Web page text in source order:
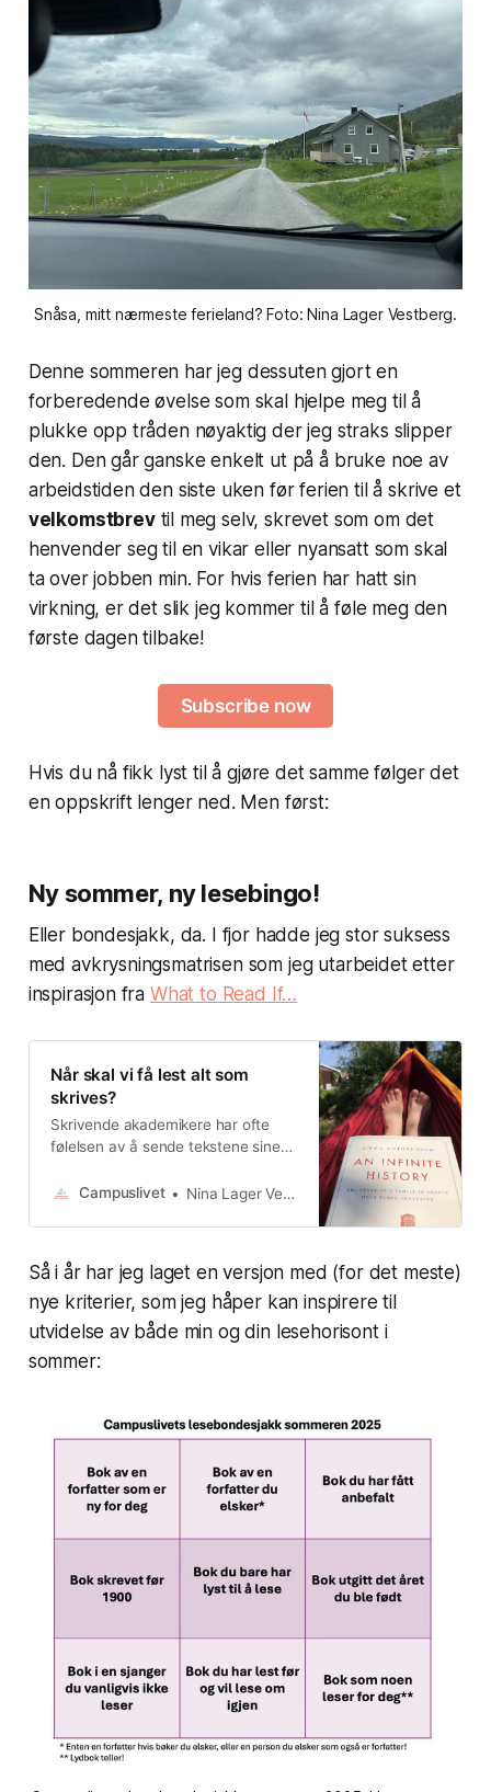
Snåsa, mitt nærmeste ferieland? Foto: Nina Lager Vestberg.
Denne sommeren har jeg dessuten gjort en
forberedende øvelse som skal hjelpe meg til å
plukke opp tråden nøyaktig der jeg straks slipper
den. Den går ganske enkelt ut på å bruke noe av
arbeidstiden den siste uken før ferien til å skrive et
velkomstbrevtil meg selv, skrevet som om det
henvender seg til en vikar eller nyansatt som skal
ta over jobben min. For hvis ferien har hatt sin
virkning, er det slik jeg kommer til å føle meg den
første dagen tilbake!
Subscribe now
Hvis du nå fikk lyst til å gjøre det samme følger det
en oppskrift lenger ned. Men først:
Ny sommer, ny lesebingo!
Eller bondesjakk, da. I fjor hadde jeg stor suksess
med avkrysningsmatrisen som jeg utarbeidet etter
inspirasjon fra What to Read If…
Når skal vi få lest alt som
skrives?
Skrivende akademikere har ofte
følelsen av å sende tekstene sine
jo at NOEN leser manuskriptene
nok, det som skrives og sendes ut i
verden. Men etter publisering er det
gjerne
Campuslivet Nina Lager Vestberg
Så i år har jeg laget en versjon med (for det meste)
nye kriterier, som jeg håper kan inspirere til
utvidelse av både min og din lesehorisont i
sommer: